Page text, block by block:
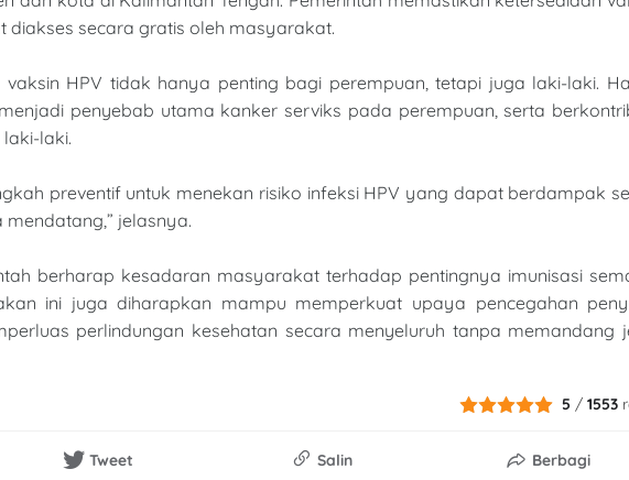
secara gratis oleh masyarakat.
vaksin HPV tidak hanya penting bagi perempuan, tetapi juga laki-laki.
penyebab utama kanker serviks pada perempuan, serta
laki.
preventif untuk menekan risiko infeksi HPV yang dapat berdampak
jelasnya.
berharap kesadaran masyarakat terhadap pentingnya imunisasi
ini juga diharapkan mampu memperkuat upaya pencegahan
perlindungan kesehatan secara menyeluruh tanpa memandang
5 /1553
Tweet Salin Berbagi